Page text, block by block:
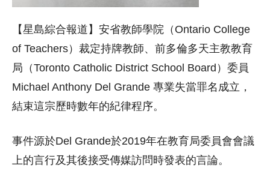
【星島綜合報道】安省教師學院（Ontario College
of Teachers）裁定持牌教師、前多倫多天主教教育
局（Toronto Catholic District School Board）委員
Michael Anthony Del Grande 專業失當罪名成立，
結束這宗歷時數年的紀律程序。
事件源於Del Grande於2019年在教育局委員會會議
上的言行及其後接受傳媒訪問時發表的言論。